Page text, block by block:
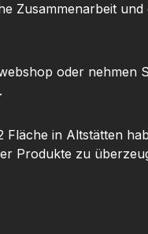
Zusammenarbeit und
oder nehmen
in Altstätten
Produkte zu